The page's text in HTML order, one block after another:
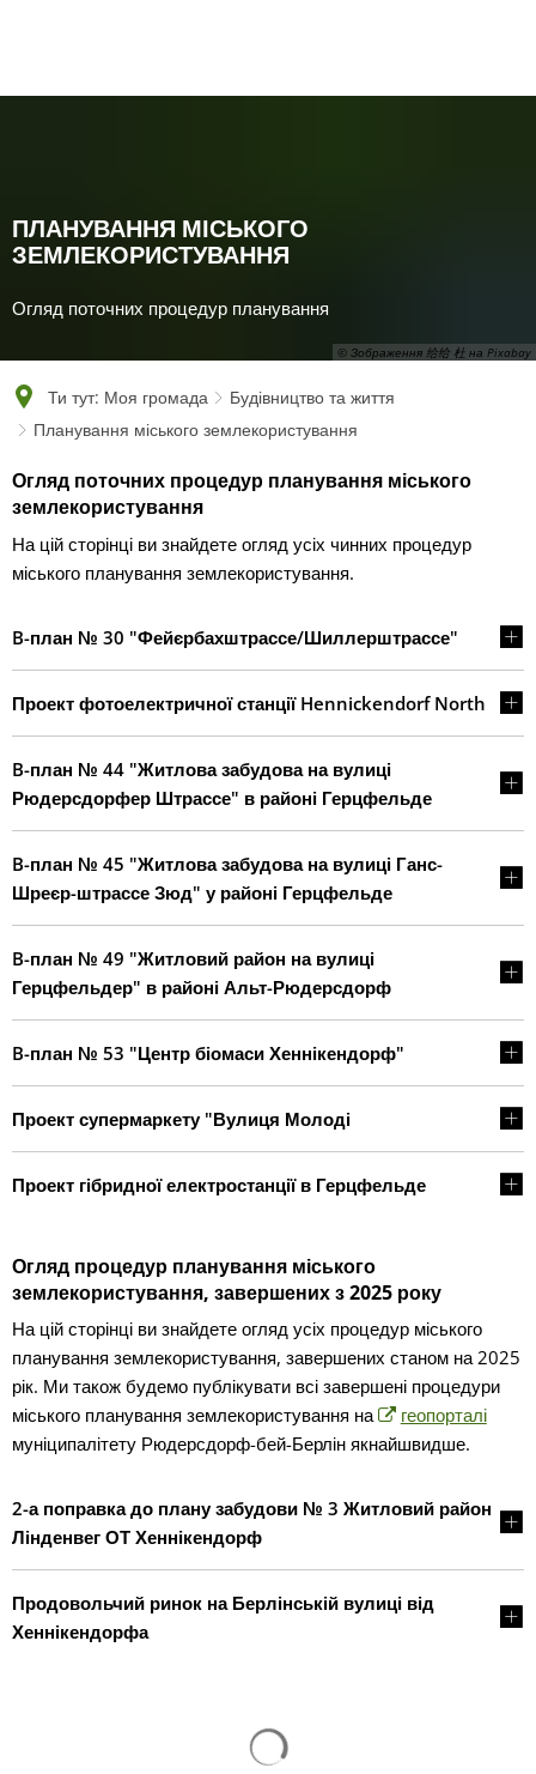
Deutsch
© Зображення 给给 杜 на Pixabay
ПЛАНУВАННЯ МІСЬКОГО
ЗЕМЛЕКОРИСТУВАННЯ
Огляд поточних процедур планування
Ти тут: Моя громада
Будівництво та життя
Планування міського землекористування
Планування
міського
землекористування
Огляд поточних процедур планування міського
землекористування
На цій сторінці ви знайдете огляд усіх чинних процедур
міського планування землекористування.
B-план № 30 "Фейєрбахштрассе/Шиллерштрассе"
Проект фотоелектричної станції Hennickendorf North
B-план № 44 "Житлова забудова на вулиці
Рюдерсдорфер Штрассе" в районі Герцфельде
B-план № 45 "Житлова забудова на вулиці Ганс-
Шреєр-штрассе Зюд" у районі Герцфельде
B-план № 49 "Житловий район на вулиці
Герцфельдер" в районі Альт-Рюдерсдорф
B-план № 53 "Центр біомаси Хеннікендорф"
Проект супермаркету "Вулиця Молоді
Проект гібридної електростанції в Герцфельде
Огляд процедур планування міського
землекористування, завершених з 2025 року
На цій сторінці ви знайдете огляд усіх процедур міського
планування землекористування, завершених станом на 2025
рік. Ми також будемо публікувати всі завершені процедури
міського планування землекористування на
геопорталі
муніципалітету Рюдерсдорф-бей-Берлін якнайшвидше.
2-а поправка до плану забудови № 3 Житловий район
Лінденвег ОТ Хеннікендорф
Продовольчий ринок на Берлінській вулиці від
Хеннікендорфа